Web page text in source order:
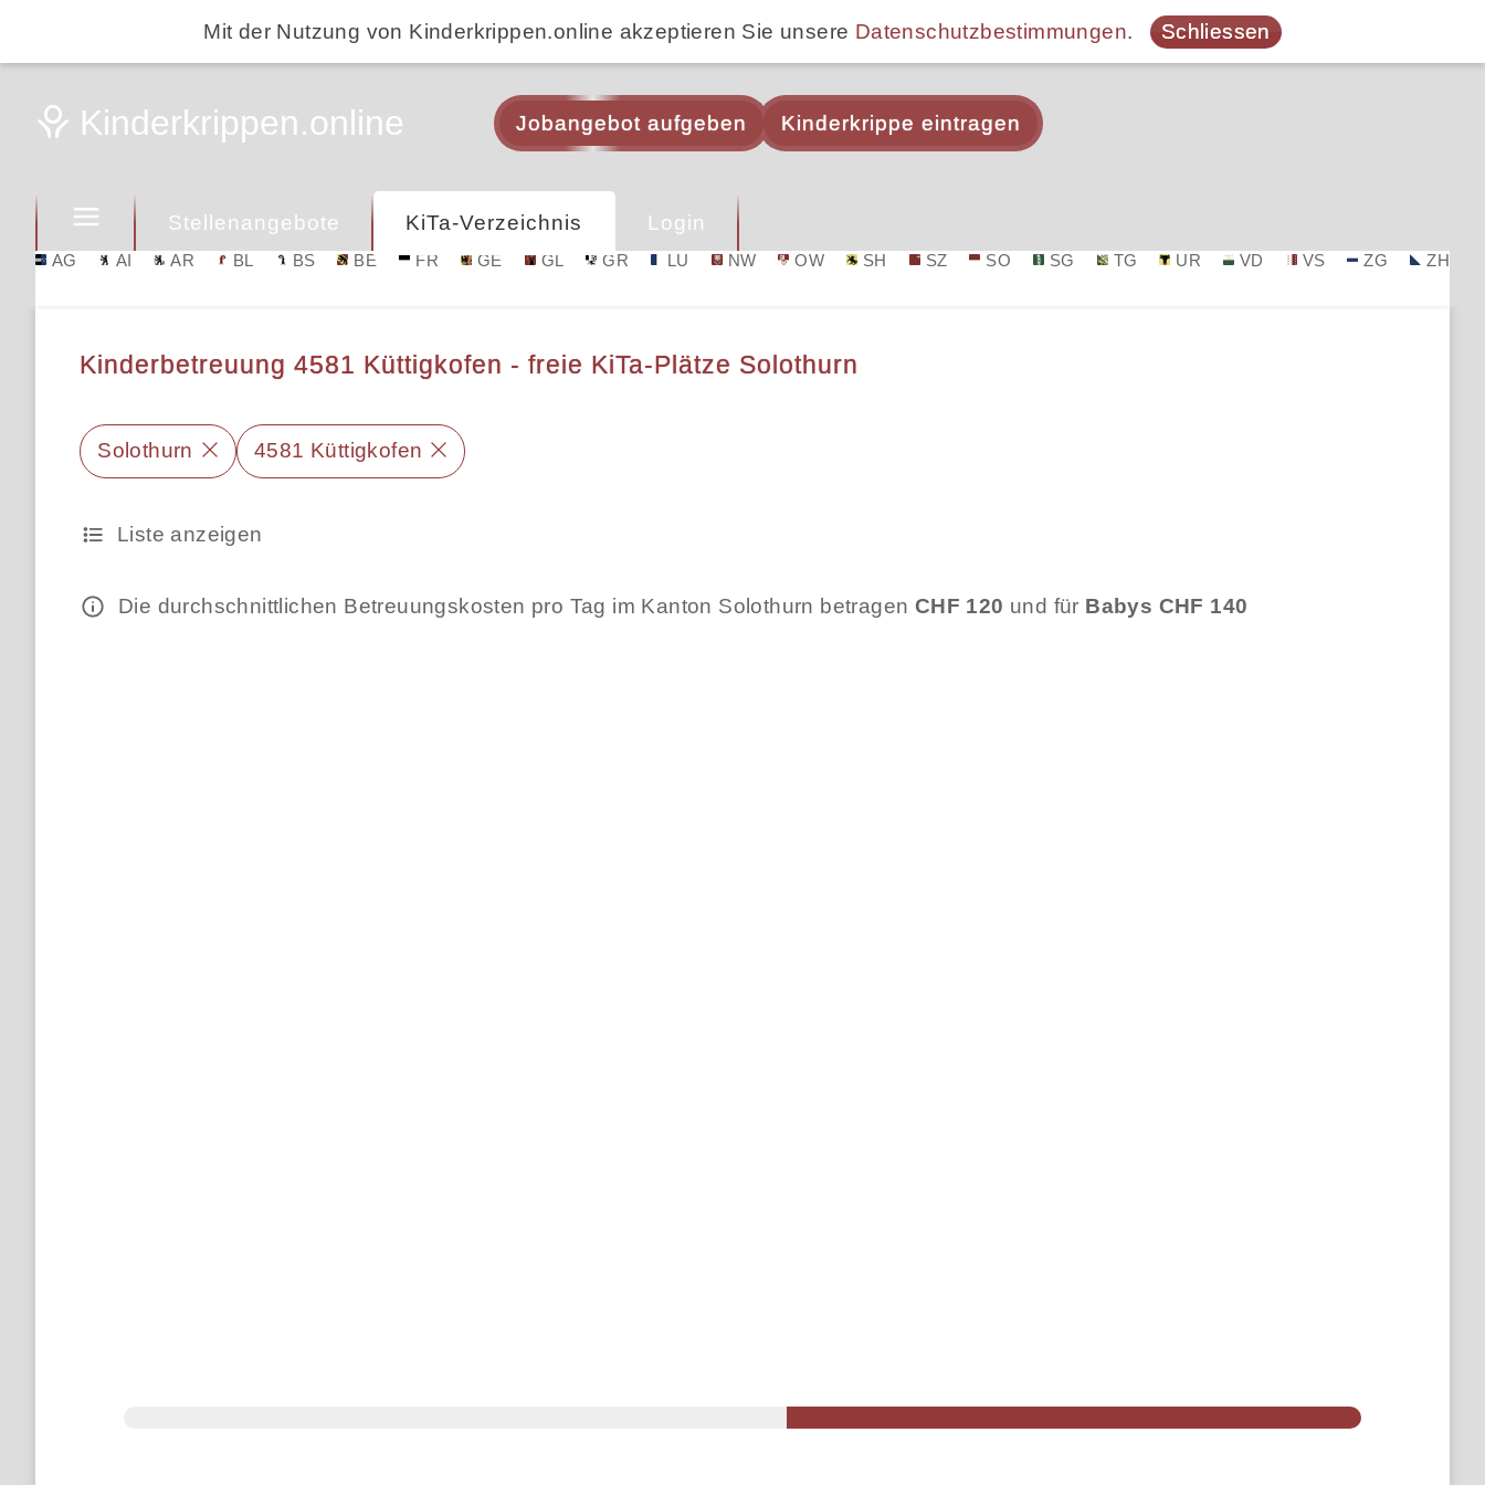
Mit der Nutzung von Kinderkrippen.online akzeptieren Sie unsere Datenschutzbestimmungen. Schliessen
Jobangebot aufgeben Kinderkrippe eintragen
Stellenangebote KiTa-Verzeichnis Login
AG AI AR BL BS BE FR GE GL GR LU NW OW SH SZ SO SG TG UR VD VS ZG ZH
Kinderbetreuung 4581 Küttigkofen - freie KiTa-Plätze Solothurn
Solothurn 4581 Küttigkofen
Liste anzeigen
Die durchschnittlichen Betreuungskosten pro Tag im Kanton Solothurn betragen CHF 120 und für Babys CHF 140